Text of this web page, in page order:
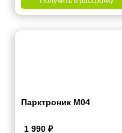
Парктроник M04
1 990 ₽